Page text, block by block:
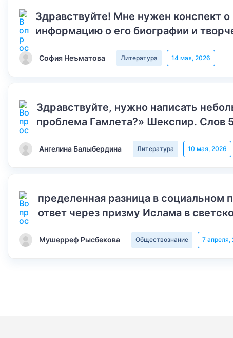
Здравствуйте! Мне нужен конспект
информацию о его биографии и
София Неъматова Литература 14 мая, 2026
Здравствуйте, нужно написать
проблема Гамлета?» Шекспир. Слов
Ангелина Балыбердина Литература 10 мая, 2026
пределенная разница в социальном
ответ через призму Ислама в
Мушерреф Рысбекова Обществознание 7 апреля,